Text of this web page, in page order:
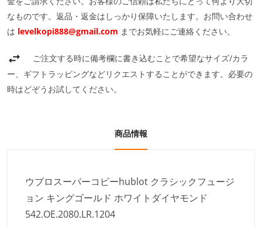
なものです。返品・返金はしっかり保障いたします。お問い合わせ
は levelkopi888@gmail.com までお気軽にご連絡ください。
ご注文する時に備考欄に書き込むことで希望なサイズ/カラ
ー、ギフトラッピングなどリクエストすることができます。必要の
時はどぞうお試してください。
商品情報
ウブロスーパーコピーhublot クラシックフュージ
ョン キングゴールド ホワイトダイヤモンド
542.OE.2080.LR.1204